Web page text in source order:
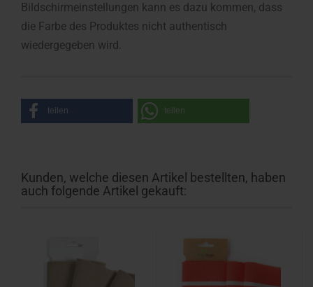
Bildschirmeinstellungen kann es dazu kommen, dass
die Farbe des Produktes nicht authentisch
wiedergegeben wird.
teilen teilen
Kunden, welche diesen Artikel bestellten, haben
auch folgende Artikel gekauft: